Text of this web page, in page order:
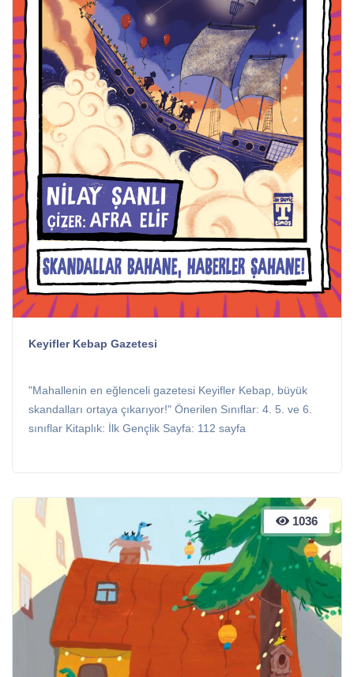
Keyifler Kebap Gazetesi
"Mahallenin en eğlenceli gazetesi Keyifler Kebap, büyük
skandalları ortaya çıkarıyor!" Önerilen Sınıflar: 4. 5. ve 6.
sınıflar Kitaplık: İlk Gençlik Sayfa: 112 sayfa
1036
1036